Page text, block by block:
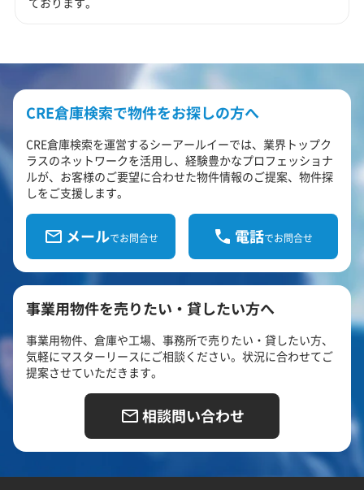
CRE倉庫検索で物件をお探しの方へ
CRE倉庫検索を運営するシーアールイーでは、業界トップク
ラスのネットワークを活用し、経験豊かなプロフェッショナ
ルが、お客様のご要望に合わせた物件情報のご提案、物件探
しをご支援します。
メールでお問合せ 電話でお問合せ
事業用物件を売りたい・貸したい方へ
事業用物件、倉庫や工場、事務所で売りたい・貸したい方、
気軽にマスターリースにご相談ください。状況に合わせてご
提案させていただきます。
相談問い合わせ